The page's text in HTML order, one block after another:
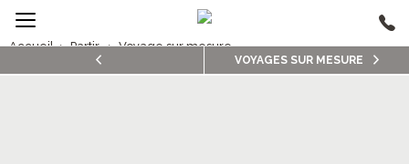
Accueil› Partir› Voyage sur mesure
VOYAGES SUR MESURE